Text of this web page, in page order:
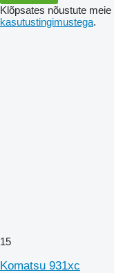
Klõpsates nõustute meie
kasutustingimustega.
15
Komatsu 931xc